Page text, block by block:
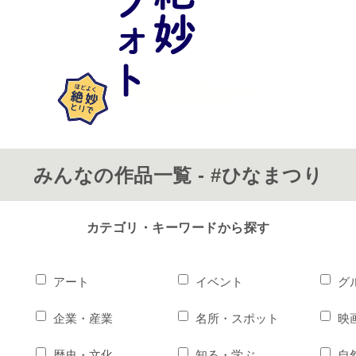
みんなの作品一覧 - #ひなまつり
カテゴリ・キーワードから探す
アート イベント グ
企業・産業 名所・スポット 映